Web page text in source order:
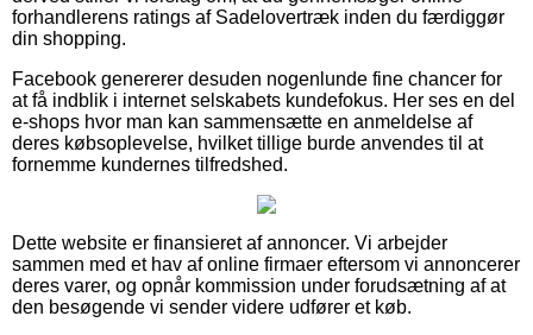
forhandlerens ratings af Sadelovertræk inden du færdiggør
din shopping.
Facebook genererer desuden nogenlunde fine chancer for
at få indblik i internet selskabets kundefokus. Her ses en del
e-shops hvor man kan sammensætte en anmeldelse af
deres købsoplevelse, hvilket tillige burde anvendes til at
fornemme kundernes tilfredshed.
Dette website er finansieret af annoncer. Vi arbejder
sammen med et hav af online firmaer eftersom vi annoncerer
deres varer, og opnår kommission under forudsætning af at
den besøgende vi sender videre udfører et køb.